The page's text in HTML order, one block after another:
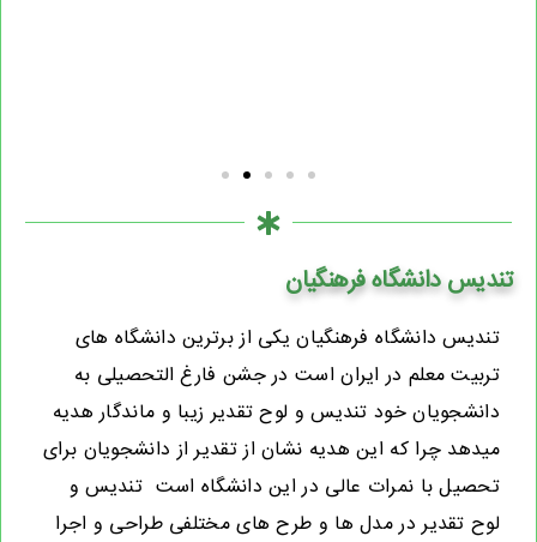
تندیس دانشگاه فرهنگیان
تندیس دانشگاه فرهنگیان یکی از برترین دانشگاه های
تربیت معلم در ایران است در جشن فارغ التحصیلی به
دانشجویان خود تندیس و لوح تقدیر زیبا و ماندگار هدیه
میدهد چرا که این هدیه نشان از تقدیر از دانشجویان برای
تحصیل با نمرات عالی در این دانشگاه است تندیس و
لوح تقدیر در مدل ها و طرح های مختلفی طراحی و اجرا